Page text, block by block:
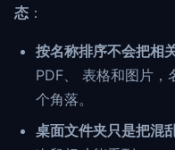
态 ：
按名称排序不会把相
PDF、 表格和图片，
个角落。
桌面文件夹只是把混